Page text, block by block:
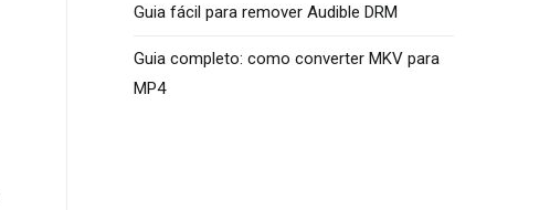
Guia fácil para remover Audible DRM
Guia completo: como converter MKV para
MP4